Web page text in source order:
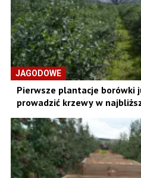
JAGODOWE
Pierwsze plantacje borówki
prowadzić krzewy w